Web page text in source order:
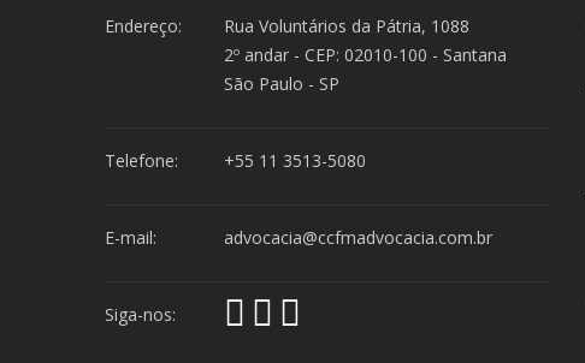
Endereço:
Rua Voluntários da Pátria, 1088
2º andar - CEP: 02010-100 - Santana
São Paulo - SP
Telefone: +55 11 3513-5080
E-mail: advocacia@ccfmadvocacia.com.br
Siga-nos: